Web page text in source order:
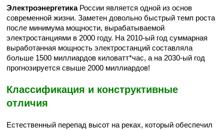
ЭлектроэнергетикаРоссии является одной из основ
современной жизни. Заметен довольно быстрый темп роста
после минимума мощности, вырабатываемой
электростанциями в 2000 году. На 2010-ый год суммарная
выработанная мощность электростанций составляла
больше 1500 миллиардов киловатт*час, а на 2030-ый год
прогнозируется свыше 2000 миллиардов!
Классификация и конструктивные
отличия
Естественный перепад высот на реках, который обеспечил